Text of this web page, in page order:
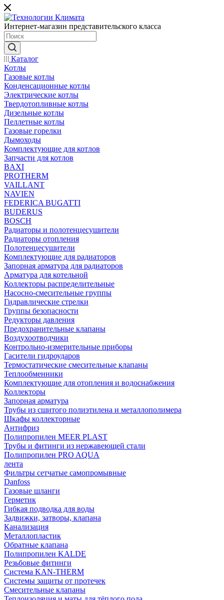
Интернет-магазин представительского класса
Каталог
Котлы
Газовые котлы
Конденсационные котлы
Электрические котлы
Твердотопливные котлы
Дизельные котлы
Пеллетные котлы
Газовые горелки
Дымоходы
Комплектующие для котлов
Запчасти для котлов
BAXI
PROTHERM
VAILLANT
NAVIEN
FEDERICA BUGATTI
BUDERUS
BOSCH
Радиаторы и полотенцесушители
Радиаторы отопления
Полотенцесушители
Комплектующие для радиаторов
Запорная арматура для радиаторов
Арматура для котельной
Коллекторы распределительные
Насосно-смесительные группы
Гидравлические стрелки
Группы безопасности
Редукторы давления
Предохранительные клапаны
Воздухоотводчики
Контрольно-измерительные приборы
Гасители гидроударов
Термостатические смесительные клапаны
Теплообменники
Комплектующие для отопления и водоснабжения
Коллекторы
Запорная арматура
Трубы из сшитого полиэтилена и металлополимера
Шкафы коллекторные
Антифриз
Полипропилен MEER PLAST
Трубы и фитинги из нержавеющей стали
Полипропилен PRO AQUA
лента
Фильтры сетчатые самопромывные
Danfoss
Газовые шланги
Герметик
Гибкая подводка для воды
Задвижки, затворы, клапана
Канализация
Металлопластик
Обратные клапана
Полипропилен KALDE
Резьбовые фитинги
Система KAN-THERM
Системы защиты от протечек
Смесительные клапаны